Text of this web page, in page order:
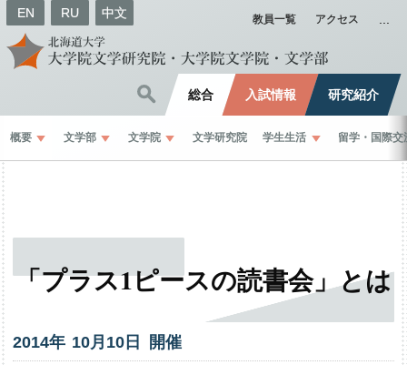
EN RU 中文 教員一覧 アクセス
総合 入試情報 研究紹介
概要 文学部 文学院 文学研究院 学生生活 留学 ・ 国際交
「プラス1ピースの読書会」とは
2014年 10月 10 日 開催